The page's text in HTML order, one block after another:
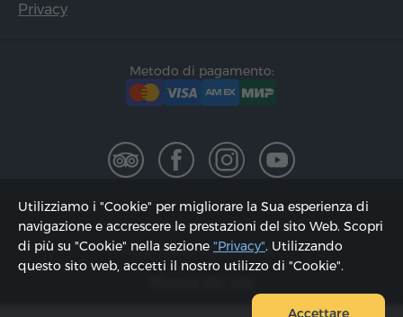
Privacy
Metodo di pagamento:
2002 - 2026, © "Hyur Service" Ltd;
Aggiornato il 08.08.2026
Utilizziamo i "Cookie" per migliorare la Sua esperienza di
navigazione e accrescere le prestazioni del sito Web. Scopri
di più su "Cookie" nella sezione "Privacy". Utilizzando
questo sito web, accetti il ​​nostro utilizzo di "Cookie".
Accettare